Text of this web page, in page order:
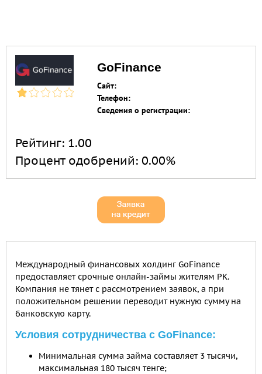
GoFinance
Сайт:
Телефон:
Сведения о регистрации:
Рейтинг: 1.00
Процент одобрений: 0.00%
Международный финансовых холдинг GoFinance
предоставляет срочные онлайн-займы жителям РК.
Компания не тянет с рассмотрением заявок, а при
положительном решении переводит нужную сумму на
банковскую карту.
Условия сотрудничества с GoFinance:
Минимальная сумма займа составляет 3 тысячи,
максимальная 180 тысяч тенге;